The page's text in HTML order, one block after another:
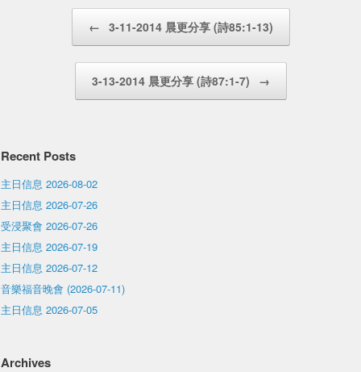
← 3-11-2014 晨更分享 (詩85:1-13)
3-13-2014 晨更分享 (詩87:1-7) →
Recent Posts
主日信息 2026-08-02
主日信息 2026-07-26
受浸聚會 2026-07-26
主日信息 2026-07-19
主日信息 2026-07-12
音樂福音晚會 (2026-07-11)
主日信息 2026-07-05
Archives